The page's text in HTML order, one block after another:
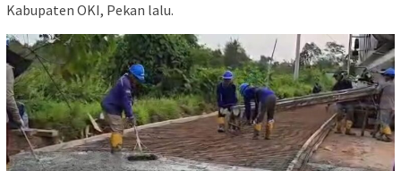
Kabupaten OKI, Pekan lalu.